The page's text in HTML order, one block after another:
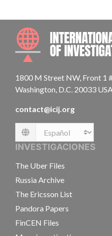
1800 M Street NW, Front 1
Washington, D.C. 20033
contact@icij.org
Language
INVESTIGACIONES
The Uber Files
Russia Archive
The Ericsson List
Pandora Papers
FinCEN Files